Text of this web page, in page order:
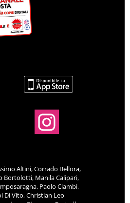
Altini, Corrado Bellora,
Bortolotti, Manila Calipari,
Paolo Ciambi,
Di Vito, Christian Leo